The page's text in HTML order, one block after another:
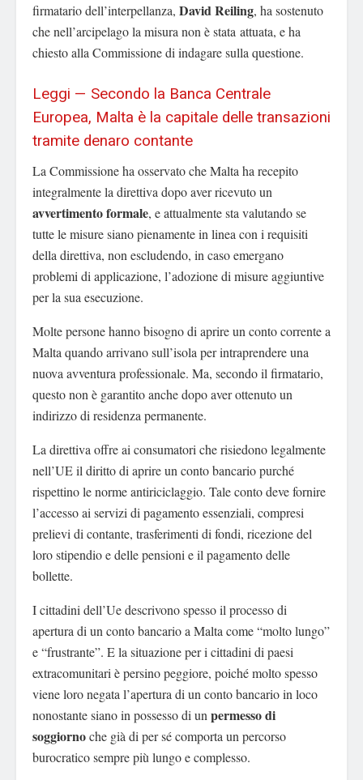
firmatario dell’interpellanza, David Reiling, ha sostenuto
che nell’arcipelago la misura non è stata attuata, e ha
chiesto alla Commissione di indagare sulla questione.
Leggi — Secondo la Banca Centrale
Europea, Malta è la capitale delle transazioni
tramite denaro contante
La Commissione ha osservato che Malta ha recepito
integralmente la direttiva dopo aver ricevuto un
avvertimento formale, e attualmente sta valutando se
tutte le misure siano pienamente in linea con i requisiti
della direttiva, non escludendo, in caso emergano
problemi di applicazione, l’adozione di misure aggiuntive
per la sua esecuzione.
Molte persone hanno bisogno di aprire un conto corrente a
Malta quando arrivano sull’isola per intraprendere una
nuova avventura professionale. Ma, secondo il firmatario,
questo non è garantito anche dopo aver ottenuto un
indirizzo di residenza permanente.
La direttiva offre ai consumatori che risiedono legalmente
nell’UE il diritto di aprire un conto bancario purché
rispettino le norme antiriciclaggio. Tale conto deve fornire
l’accesso ai servizi di pagamento essenziali, compresi
prelievi di contante, trasferimenti di fondi, ricezione del
loro stipendio e delle pensioni e il pagamento delle
bollette.
I cittadini dell’Ue descrivono spesso il processo di
apertura di un conto bancario a Malta come “molto lungo”
e “frustrante”. E la situazione per i cittadini di paesi
extracomunitari è persino peggiore, poiché molto spesso
viene loro negata l’apertura di un conto bancario in loco
nonostante siano in possesso di un permesso di
soggiornoche già di per sé comporta un percorso
burocratico sempre più lungo e complesso.